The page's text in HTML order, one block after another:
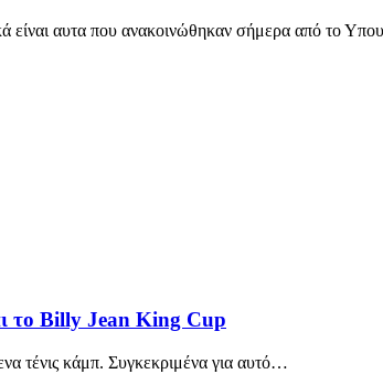
είναι αυτα που ανακοινώθηκαν σήμερα από το
το Billy Jean King Cup
τένις κάμπ. Συγκεκριμένα για αυτό…